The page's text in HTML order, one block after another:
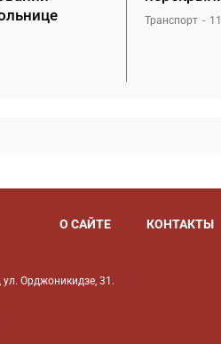
Транспорт
О САЙТЕ КОНТАКТЫ
ул. Орджоникидзе, 31.